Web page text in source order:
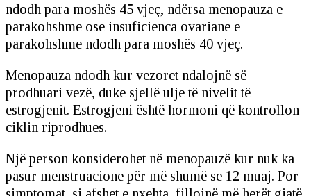
ndodh para moshës 45 vjeç, ndërsa menopauza e
parakohshme ose insuficienca ovariane e
parakohshme ndodh para moshës 40 vjeç.
Menopauza ndodh kur vezoret ndalojnë së
prodhuari vezë, duke sjellë ulje të nivelit të
estrogjenit. Estrogjeni është hormoni që kontrollon
ciklin riprodhues.
Një person konsiderohet në menopauzë kur nuk ka
pasur menstruacione për më shumë se 12 muaj. Por